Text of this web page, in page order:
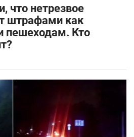
что нетрезвое
штрафами как
пешеходам. Кто